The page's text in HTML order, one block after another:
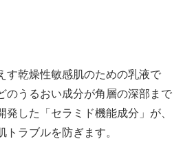
す乾燥性敏感肌のための乳液で
のうるおい成分が角層の深部まで
発した「セラミド機能成分」が、
トラブルを防ぎます。